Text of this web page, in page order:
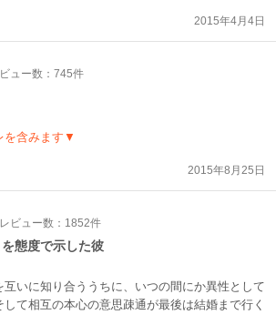
どれもそんなものですが…
2015年4月4日
ュー数：745件
を含みます▼
2015年8月25日
ビュー数：1852件
態度で示した彼
いに知り合ううちに、いつの間にか異性として
て相互の本心の意思疎通が最後は結婚まで行く